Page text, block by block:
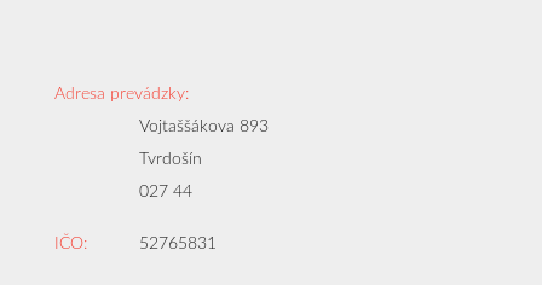
Adresa prevádzky:
Vojtaššákova 893
Tvrdošín
027 44
IČO: 52765831